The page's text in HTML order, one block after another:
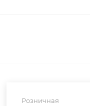
Розничная